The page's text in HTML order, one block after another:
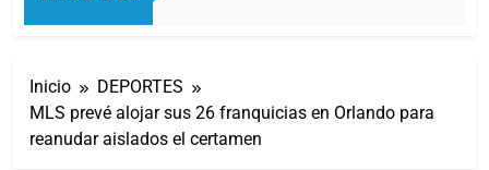
7 Horas Atrás
Inicio
DEPORTES
MLS prevé alojar sus 26 franquicias en Orlando para
reanudar aislados el certamen